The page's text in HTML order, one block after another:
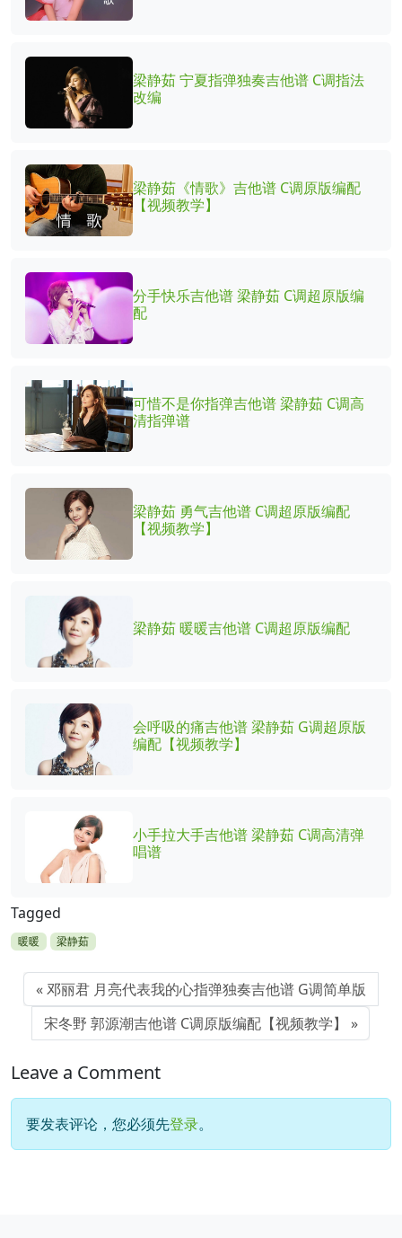
梁静茹 宁夏指弹独奏吉他谱 C调指法
改编
梁静茹《情歌》吉他谱 C调原版编配
【视频教学】
分手快乐吉他谱 梁静茹 C调超原版编
配
可惜不是你指弹吉他谱 梁静茹 C调高
清指弹谱
梁静茹 勇气吉他谱 C调超原版编配
【视频教学】
梁静茹 暖暖吉他谱 C调超原版编配
会呼吸的痛吉他谱 梁静茹 G调超原版
编配【视频教学】
小手拉大手吉他谱 梁静茹 C调高清弹
唱谱
Tagged
暖暖 梁静茹
邓丽君 月亮代表我的心指弹独奏吉他谱 G调简单版
宋冬野 郭源潮吉他谱 C调原版编配【视频教学】
Leave a Comment
要发表评论，您必须先登录。